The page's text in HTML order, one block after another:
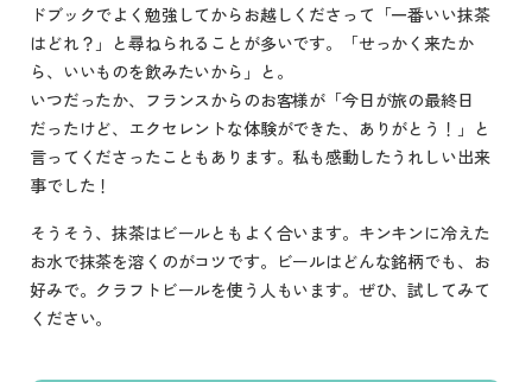
ドブックでよく勉強してからお越しくださって「一番いい抹茶
はどれ？」と尋ねられることが多いです。「せっかく来たか
ら、いいものを飲みたいから」と。
いつだったか、フランスからのお客様が「今日が旅の最終日
だったけど、エクセレントな体験ができた、ありがとう！」と
言ってくださったこともあります。私も感動したうれしい出来
事でした！
そうそう、抹茶はビールともよく合います。キンキンに冷えた
お水で抹茶を溶くのがコツです。ビールはどんな銘柄でも、お
好みで。クラフトビールを使う人もいます。ぜひ、試してみて
ください。